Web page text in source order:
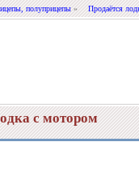
полуприцепы» Продаётся
с мотором